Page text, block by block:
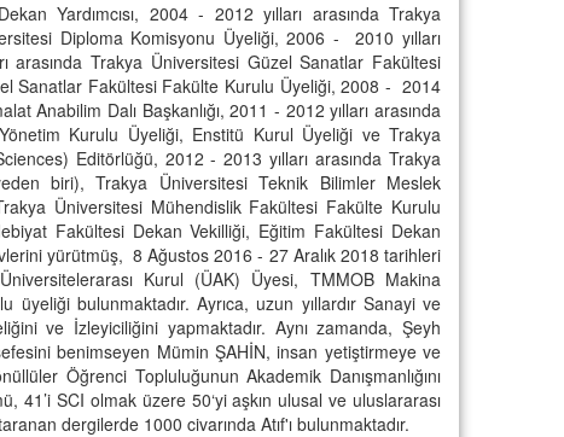
Yardımcısı, 2004 - 2012 yılları arasında Trakya
Diploma Komisyonu Üyeliği, 2006 - 2010 yılları
arasında Trakya Üniversitesi Güzel Sanatlar Fakültesi
Sanatlar Fakültesi Fakülte Kurulu Üyeliği, 2008 - 2014
Anabilim Dalı Başkanlığı, 2011 - 2012 yılları arasında
Kurulu Üyeliği, Enstitü Kurul Üyeliği ve Trakya
Editörlüğü, 2012 - 2013 yılları arasında Trakya
biri), Trakya Üniversitesi Teknik Bilimler Meslek
Üniversitesi Mühendislik Fakültesi Fakülte Kurulu
Fakültesi Dekan Vekilliği, Eğitim Fakültesi Dekan
yürütmüş, 8 Ağustos 2016 - 27 Aralık 2018 tarihleri
Kurul (ÜAK) Üyesi, TMMOB Makina
bulunmaktadır. Ayrıca, uzun yıllardır Sanayi ve
ve İzleyiciliğini yapmaktadır. Aynı zamanda, Şeyh
benimseyen Mümin ŞAHİN, insan yetiştirmeye ve
Öğrenci Topluluğunun Akademik Danışmanlığını
41’i SCI olmak üzere 50‘yi aşkın ulusal ve uluslararası
dergilerde 1000 civarında Atıf'ı bulunmaktadır.